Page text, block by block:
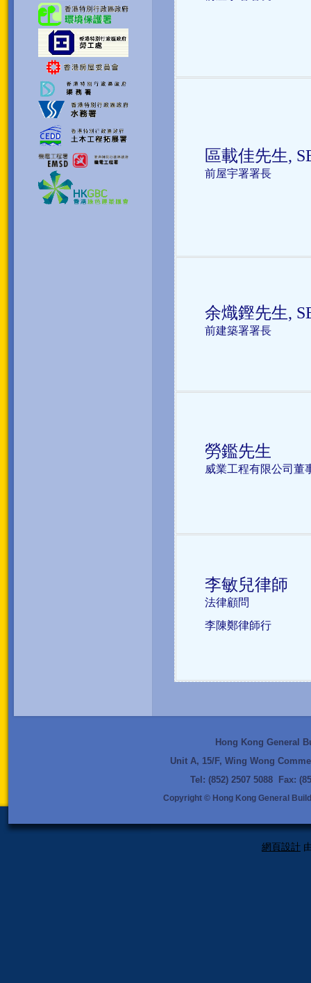
區載佳先生,
前屋宇署署長
余熾鏗先生,
前建築署署長
勞鑑先生
威業工程有限公司董
李敏兒律師
法律顧問
李陳鄭律師行
Hong Kong General
Unit A, 15/F, Wing Wong
Tel: (852) 2507 5088 Fax:
Copyright © Hong Kong General
網頁設計